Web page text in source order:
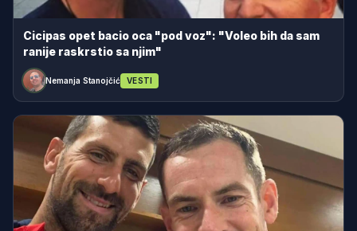
Cicipas opet bacio oca "pod voz": "Voleo bih da sam
ranije raskrstio sa njim"
Nemanja Stanojčić VESTI